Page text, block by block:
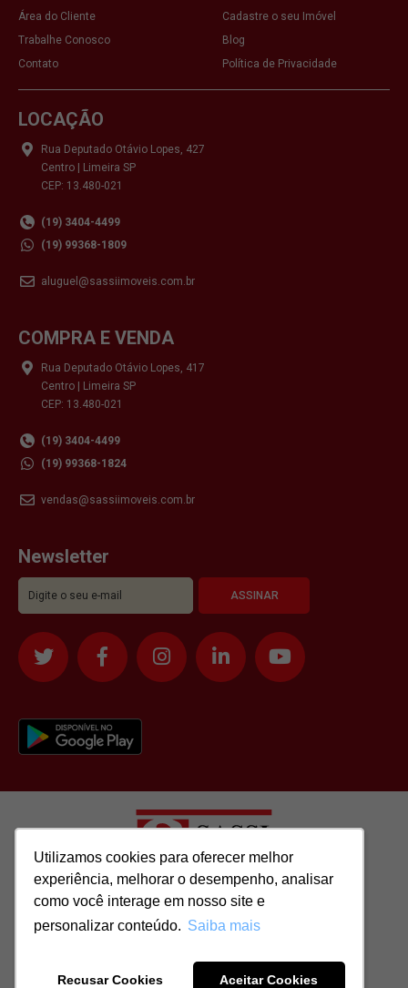
Utilizamos cookies para oferecer melhor
experiência, melhorar o desempenho, analisar
como você interage em nosso site e
personalizar conteúdo. Saiba mais
Recusar Cookies Aceitar Cookies
Utilizamos cookies para oferecer melhor
experiência, melhorar o desempenho, analisar
como você interage em nosso site e
personalizar conteúdo. Saiba mais
Recusar Cookies Aceitar Cookies
Área do Cliente
Cadastre o seu Imóvel
Trabalhe Conosco
Blog
Contato
Política de Privacidade
LOCAÇÃO
Rua Deputado Otávio Lopes, 427
Centro | Limeira SP
CEP: 13.480-021
(19) 3404-4499
(19) 99368-1809
aluguel@sassiimoveis.com.br
COMPRA E VENDA
Rua Deputado Otávio Lopes, 417
Centro | Limeira SP
CEP: 13.480-021
(19) 3404-4499
(19) 99368-1824
vendas@sassiimoveis.com.br
Newsletter
Todos os direitos reservados para: SASSI IMÓVEIS LTDA | CNPJ:
51.417.293/0001-48 | CRECI: J-04970/1